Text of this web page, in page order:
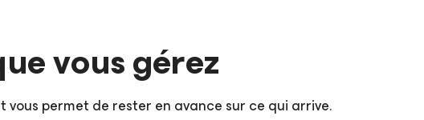
vous gérez
permet de rester en avance sur ce qui arrive.